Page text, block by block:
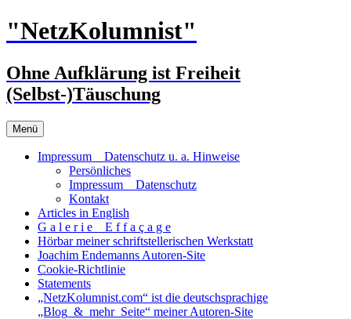
Zum
Inhalt
"NetzKolumnist"
Ohne Aufklärung ist Freiheit
(Selbst-)Täuschung
Menü
Impressum _ Datenschutz u. a. Hinweise
Persönliches
Impressum _ Datenschutz
Kontakt
Articles in English
G a l e r i e _ E f f a ç a g e
Hörbar meiner schriftstellerischen Werkstatt
Joachim Endemanns Autoren-Site
Cookie-Richtlinie
Statements
„NetzKolumnist.com“ ist die deutschsprachige
„Blog_&_mehr_Seite“ meiner Autoren-Site